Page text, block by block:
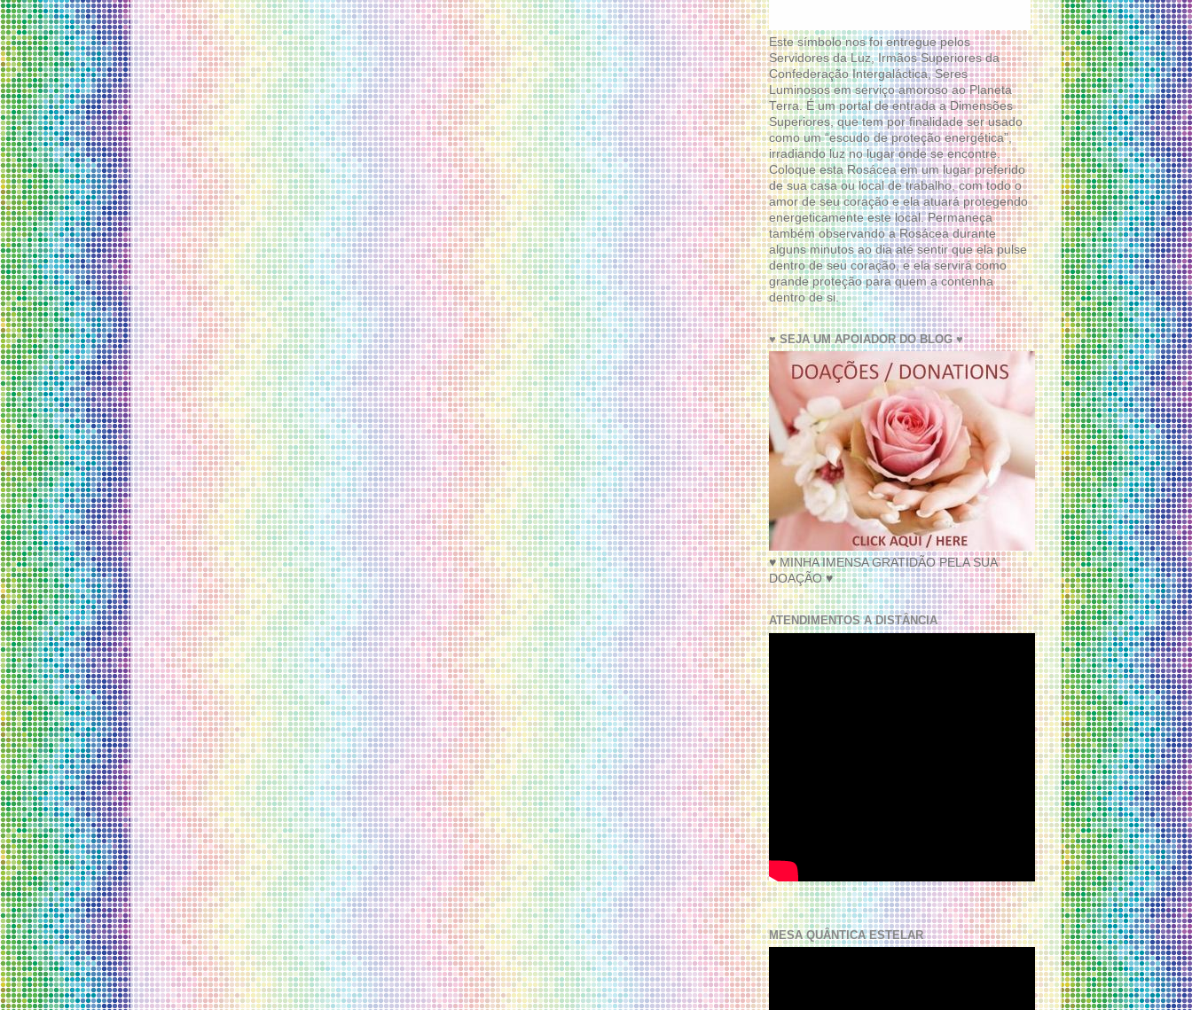
Este símbolo nos foi entregue pelos
Servidores da Luz, Irmãos Superiores da
Confederação Intergaláctica, Seres
Luminosos em serviço amoroso ao Planeta
Terra. É um portal de entrada a Dimensões
Superiores, que tem por finalidade ser usado
como um “escudo de proteção energética”,
irradiando luz no lugar onde se encontre.
Coloque esta Rosácea em um lugar preferido
de sua casa ou local de trabalho, com todo o
amor de seu coração e ela atuará protegendo
energeticamente este local. Permaneça
também observando a Rosácea durante
alguns minutos ao dia até sentir que ela pulse
dentro de seu coração, e ela servirá como
grande proteção para quem a contenha
dentro de si.
♥ SEJA UM APOIADOR DO BLOG ♥
♥ MINHA IMENSA GRATIDÃO PELA SUA
DOAÇÃO ♥
ATENDIMENTOS A DISTÂNCIA
MESA QUÂNTICA ESTELAR